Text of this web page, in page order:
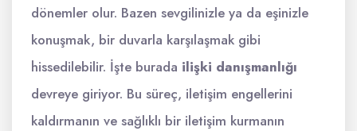
dönemler olur. Bazen sevgilinizle ya da eşinizle
konuşmak, bir duvarla karşılaşmak gibi
hissedilebilir. İşte burada ilişki danışmanlığı
devreye giriyor. Bu süreç, iletişim engellerini
kaldırmanın ve sağlıklı bir iletişim kurmanın